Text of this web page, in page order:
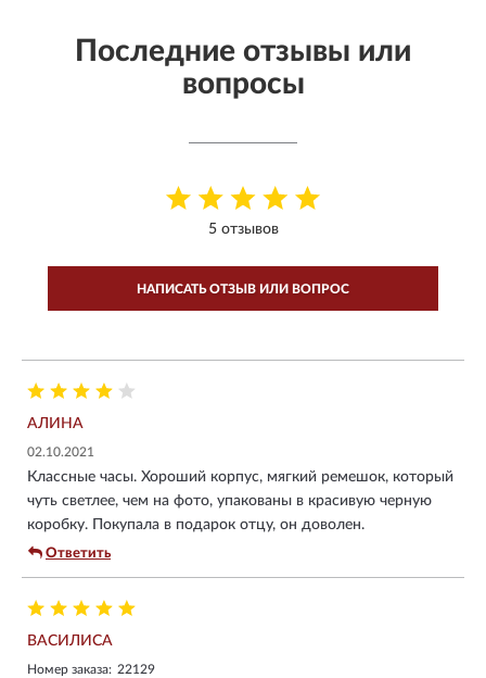
Последние отзывы или
вопросы
5 отзывов
НАПИСАТЬ ОТЗЫВ ИЛИ ВОПРОС
АЛИНА
02.10.2021
Классные часы. Хороший корпус, мягкий ремешок, который
чуть светлее, чем на фото, упакованы в красивую черную
коробку. Покупала в подарок отцу, он доволен.
Ответить
ВАСИЛИСА
Номер заказа: 22129